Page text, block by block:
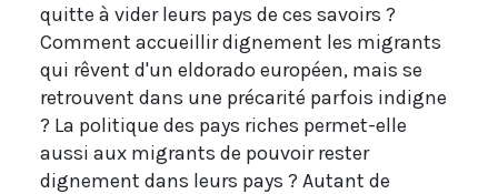
quitte à vider leurs pays de ces savoirs ?
Comment accueillir dignement les migrants
qui rêvent d'un eldorado européen, mais se
retrouvent dans une précarité parfois indigne
? La politique des pays riches permet-elle
aussi aux migrants de pouvoir rester
dignement dans leurs pays ? Autant de